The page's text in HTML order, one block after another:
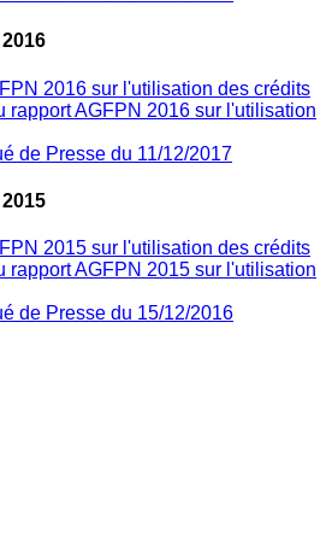
2016 sur l'utilisation des crédits
rapport AGFPN 2016 sur l'utilisation
de Presse du 11/12/2017
2015 sur l'utilisation des crédits
rapport AGFPN 2015 sur l'utilisation
de Presse du 15/12/2016